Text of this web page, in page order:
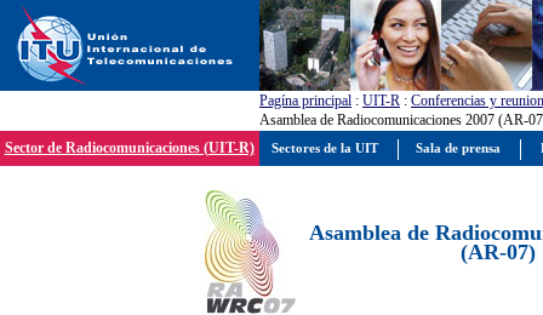
Pagína principal : UIT-R : Conferencias y
Asamblea de Radiocomunicaciones 2007 (AR-
Sector de Radiocomunicaciones (UIT-R)
Asamblea de
(AR-07)
Sectores de la UIT Sala de prensa